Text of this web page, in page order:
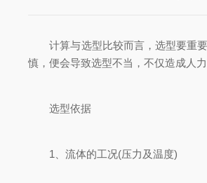
计算与选型比较而言，选型要重要
慎，便会导致选型不当，不仅造成人
选型依据
1、流体的工况(压力及温度)